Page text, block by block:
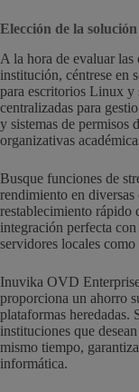
Elección de la
A la hora de evaluar
institución, céntrese en
para escritorios Linux y
centralizadas para
y sistemas de permisos
organizativas
Busque funciones de
rendimiento en
restablecimiento rápido
integración perfecta
servidores locales
Inuvika OVD
proporciona un ahorro
plataformas heredadas.
instituciones que
mismo tiempo,
informática.